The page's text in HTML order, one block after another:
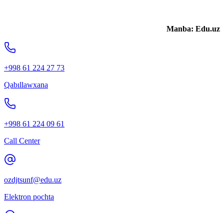
Manba: Edu.uz
+998 61 224 27 73
Qabıllawxana
+998 61 224 09 61
Call Center
ozdjtsunf@edu.uz
Elektron pochta